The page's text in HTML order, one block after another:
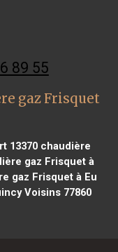
89 55
gaz Frisquet
13370 chaudière
gaz Frisquet à
gaz Frisquet à Eu
Voisins 77860